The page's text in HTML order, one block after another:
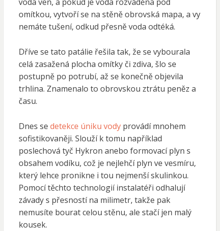
omítkou, vytvoří se na stěně obrovská mapa, a vy
nemáte tušení, odkud přesně voda odtéká.
Dříve se tato patálie řešila tak, že se vybourala
celá zasažená plocha omítky či zdiva, šlo se
postupně po potrubí, až se konečně objevila
trhlina. Znamenalo to obrovskou ztrátu peněz a
času.
Dnes se detekce úniku vodyprovádí mnohem
sofistikovaněji. Slouží k tomu například
poslechová tyč Hykron anebo formovací plyn s
obsahem vodíku, což je nejlehčí plyn ve vesmíru,
který lehce pronikne i tou nejmenší skulinkou.
Pomocí těchto technologií instalatéři odhalují
závady s přesností na milimetr, takže pak
nemusíte bourat celou stěnu, ale stačí jen malý
kousek.